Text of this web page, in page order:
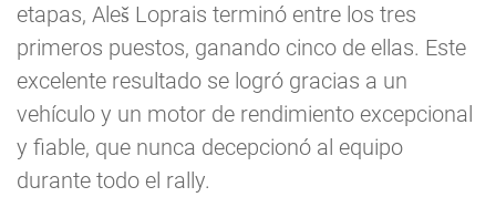
etapas, Aleš Loprais terminó entre los tres
primeros puestos, ganando cinco de ellas. Este
excelente resultado se logró gracias a un
vehículo y un motor de rendimiento excepcional
y fiable, que nunca decepcionó al equipo
durante todo el rally.